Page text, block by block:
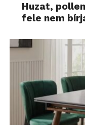
Huzat,
fele nem